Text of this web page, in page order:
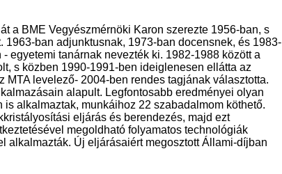
a BME Vegyészmérnöki Karon szerezte 1956-ban, s
ban adjunktusnak, 1973-ban docensnek, és 1983-
egyetemi tanárnak nevezték ki. 1982-1988 között a
s közben 1990-1991-ben ideiglenesen ellátta az
levelező- 2004-ben rendes tagjának választotta.
alapult. Legfontosabb eredményei olyan
alkalmaztak, munkáihoz 22 szabadalmom köthető.
eljárás és berendezés, majd ezt
megoldható folyamatos technológiák
alkalmazták. Új eljárásaiért megosztott Állami-díjban